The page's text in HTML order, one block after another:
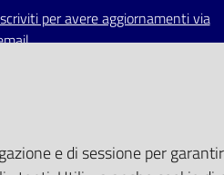
per avere aggiornamenti via
e di sessione per